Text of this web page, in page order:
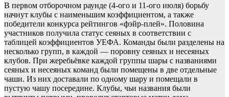
В первом отборочном раунде (4-ого и 11-ого июля) борьбу
начнут клубы с наименьшим коэффициентом, а также
победители конкурса рейтингов «фэйр-плей». Половина
участников получила статус сеяных в соответствии с
таблицей коэффициентов УЕФА. Команды были разделены на
несколько групп, в каждой — поровну сеяных и несеяных
клубов. При жеребьёвке каждой группы шары с названиями
сеяных и несеяных команд были помещены в две отдельные
чаши. Из них доставали по одному шару и помещали в
пустую чашу посередине. Клубы, чьи названия были